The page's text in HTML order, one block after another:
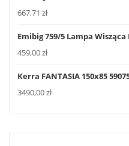
667,71 zł
Emibig 759/5 Lampa
459,00zł
Kerra FANTASIA 150x85
3490,00zł